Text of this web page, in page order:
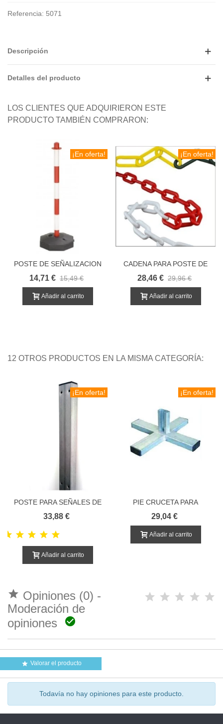
Referencia: 5071
Descripción
Detalles del producto
LOS CLIENTES QUE ADQUIRIERON ESTE
PRODUCTO TAMBIÉN COMPRARON:
¡En oferta!
POSTE DE SEÑALIZACION
CON BASE
14,71 € 15,49 €
Añadir al carrito
¡En oferta!
CADENA PARA POSTE DE
SEÑALIZACION
28,46 € 29,96 €
Añadir al carrito
12 OTROS PRODUCTOS EN LA MISMA CATEGORÍA:
¡En oferta!
POSTE PARA SEÑALES DE
TRÁFICO
33,88 €
Añadir al carrito
¡En oferta!
PIE CRUCETA PARA
SEÑALES DE TRAFICO
29,04 €
Añadir al carrito
 Opiniones (0) -
Moderación de
opiniones

 Valorar el producto
Todavía no hay opiniones para este producto.